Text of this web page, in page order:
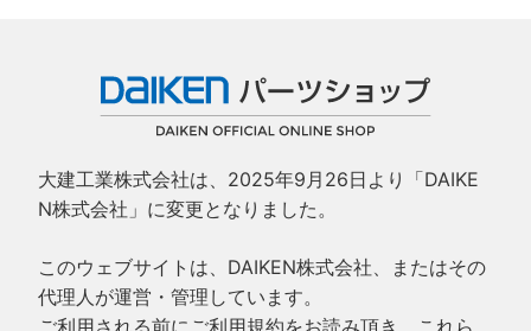
大建工業株式会社は、2025年9月26日より「DAIKE
N株式会社」に変更となりました。
このウェブサイトは、DAIKEN株式会社、またはその
代理人が運営・管理しています。
ご利用される前にご利用規約をお読み頂き、これら